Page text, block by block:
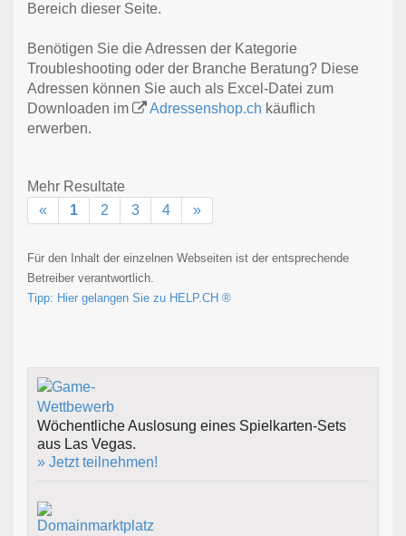
Bereich dieser Seite.
Benötigen Sie die Adressen der Kategorie
Troubleshooting oder der Branche Beratung? Diese
Adressen können Sie auch als Excel-Datei zum
Downloaden im
Adressenshop.ch käuflich
erwerben.
Mehr Resultate
«
1 2 3 4 »
Für den Inhalt der einzelnen Webseiten ist der entsprechende
Betreiber verantwortlich.
Tipp: Hier gelangen Sie zu HELP.CH ®
Wöchentliche Auslosung eines Spielkarten-Sets
aus Las Vegas.
» Jetzt teilnehmen!